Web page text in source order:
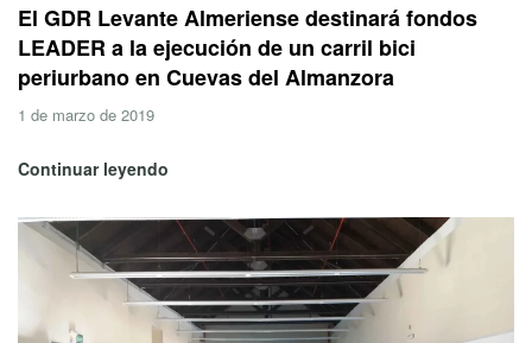
El GDR Levante Almeriense destinará fondos
LEADER a la ejecución de un carril bici
periurbano en Cuevas del Almanzora
1 de marzo de 2019
Continuar leyendo